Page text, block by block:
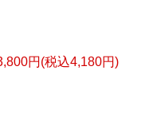
円(税込4,180円)